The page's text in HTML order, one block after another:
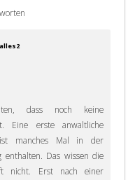
alles2
dass noch keine
Eine erste anwaltliche
manches Mal in der
enthalten. Das wissen die
nicht. Erst nach einer